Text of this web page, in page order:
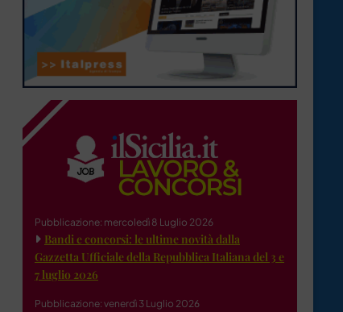
Pubblicazione: mercoledì 8 Luglio 2026
Bandi e concorsi: le ultime novità dalla
Gazzetta Ufficiale della Repubblica Italiana del 3 e
7 luglio 2026
Pubblicazione: venerdì 3 Luglio 2026